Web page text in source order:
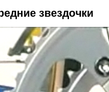
звездочки